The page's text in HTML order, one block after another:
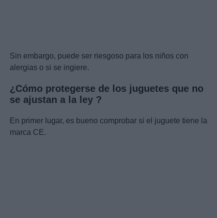
Sin embargo, puede ser riesgoso para los niños con
alergias o si se ingiere.
¿Cómo protegerse de los juguetes que no
se ajustan a la ley ?
En primer lugar, es bueno comprobar si el juguete tiene la
marca CE.